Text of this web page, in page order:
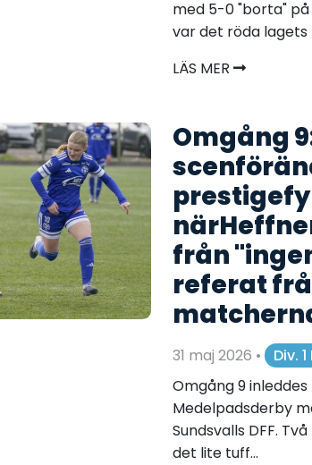
med 5-0 "borta" på
var det röda lagets
LÄS MER
Omgång
från
referat
31 maj 2026 •
Div.
Omgång 9
Medelpadsderby
Sundsvalls DFF.
det lite tuff...